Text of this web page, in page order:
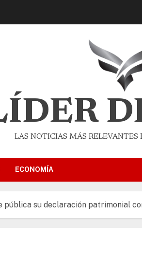
LAS NOTICIAS MÁS
ECONOMÍA
pública su declaración patrimonial